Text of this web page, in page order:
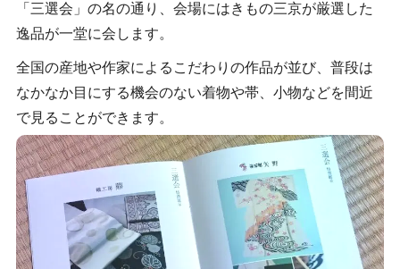
「三選会」の名の通り、会場にはきもの三京が厳選した
逸品が一堂に会します。
全国の産地や作家によるこだわりの作品が並び、普段は
なかなか目にする機会のない着物や帯、小物などを間近
で見ることができます。